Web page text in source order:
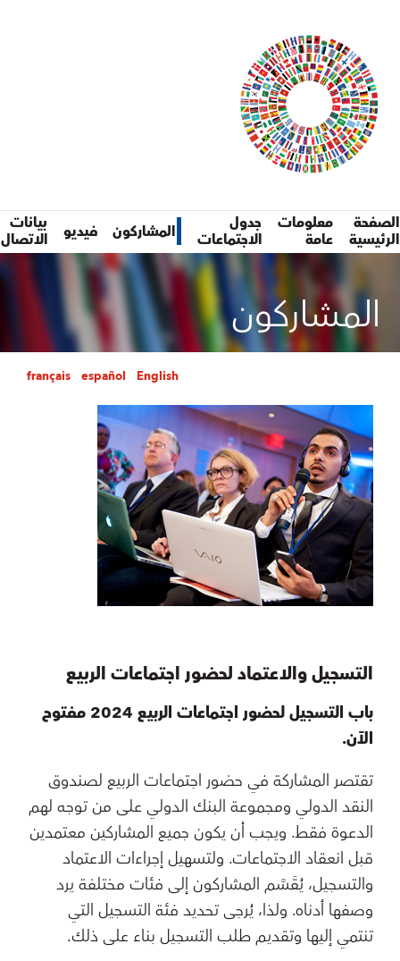
معلومات
عامة
جدول
الاجتماعات المشاركون فيديو بيانات
الاتصال
المشاركون
English
español
français
التسجيل والاعتماد لحضور اجتماعات الربيع
باب التسجيل لحضور اجتماعات الربيع 2024 مفتوح
الآن.
تقتصر المشاركة في حضور اجتماعات الربيع لصندوق
النقد الدولي ومجموعة البنك الدولي على من توجه لهم
الدعوة فقط. ويجب أن يكون جميع المشاركين معتمدين
قبل انعقاد الاجتماعات. ولتسهيل إجراءات الاعتماد
والتسجيل، يُقَسَّم المشاركون إلى فئات مختلفة يرد
وصفها أدناه. ولذا، يُرجى تحديد فئة التسجيل التي
تنتمي إليها وتقديم طلب التسجيل بناء على ذلك.